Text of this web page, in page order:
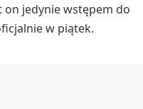
on jedynie wstępem do
w piątek.